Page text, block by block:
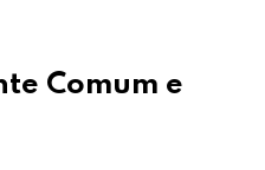
Comum e